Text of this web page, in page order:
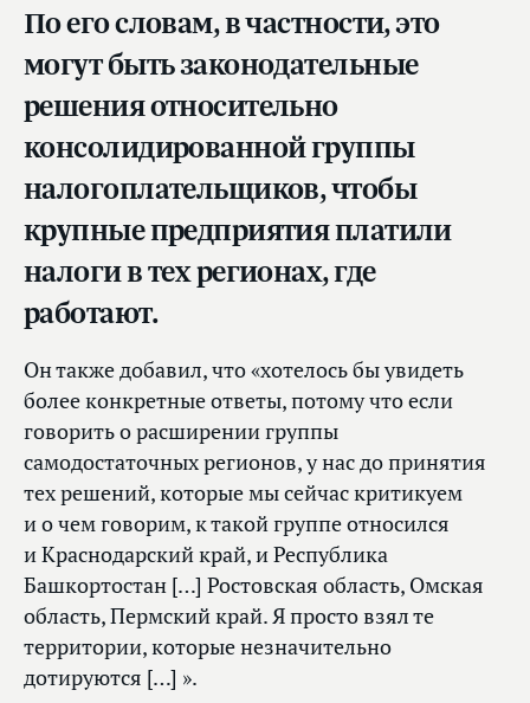
По его словам, в частности, это
могут быть законодательные
решения относительно
консолидированной группы
налогоплательщиков, чтобы
крупные предприятия платили
налоги в тех регионах, где
работают.
Он также добавил, что «хотелось бы увидеть
более конкретные ответы, потому что если
говорить о расширении группы
самодостаточных регионов, у нас до принятия
тех решений, которые мы сейчас критикуем
и о чем говорим, к такой группе относился
и Краснодарский край, и Республика
Башкортостан […] Ростовская область, Омская
область, Пермский край. Я просто взял те
территории, которые незначительно
дотируются […] ».